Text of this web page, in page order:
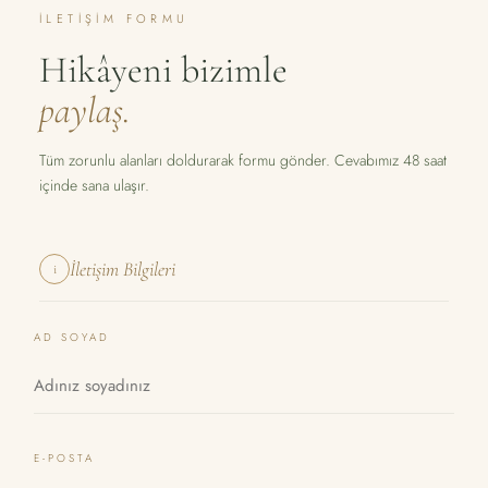
İLETIŞIM FORMU
Hikâyeni bizimle
paylaş.
Tüm zorunlu alanları doldurarak formu gönder. Cevabımız 48 saat
içinde sana ulaşır.
i İletişim Bilgileri
AD SOYAD
E-POSTA